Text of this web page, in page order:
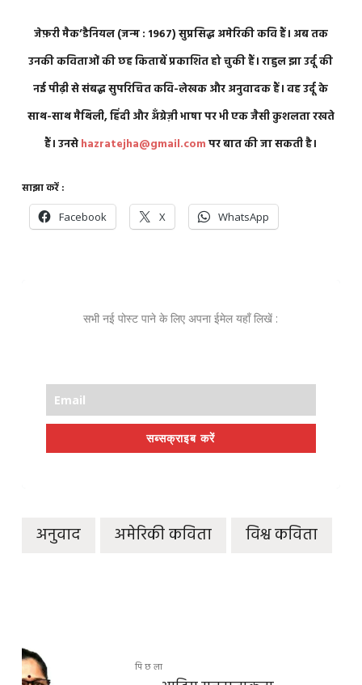
जेफ़री मैक’डैनियल (जन्म : 1967) सुप्रसिद्ध अमेरिकी कवि हैं। अब तक
उनकी कविताओं की छह किताबें प्रकाशित हो चुकी हैं। राहुल झा उर्दू की
नई पीढ़ी से संबद्ध सुपरिचित कवि-लेखक और अनुवादक हैं। वह उर्दू के
साथ-साथ मैथिली, हिंदी और अँग्रेज़ी भाषा पर भी एक जैसी कुशलता रखते
हैं। उनसेhazratejha@gmail.comपर बात की जा सकती है।
साझा करें :
Facebook X WhatsApp
सभी नई पोस्ट पाने के लिए अपना ईमेल यहाँ लिखें :
सब्सक्राइब करें
अनुवाद अमेरिकी कविता विश्व कविता
पिछला